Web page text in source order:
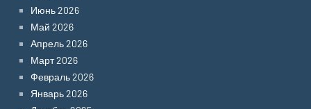
Июнь 2026
Май 2026
Апрель 2026
Март 2026
Февраль 2026
Январь 2026